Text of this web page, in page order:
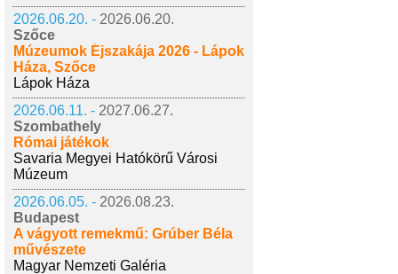
2026.06.20. - 2026.06.20.
Szőce
Múzeumok Éjszakája 2026 - Lápok
Háza, Szőce
Lápok Háza
2026.06.11. - 2027.06.27.
Szombathely
Római játékok
Savaria Megyei Hatókörű Városi
Múzeum
2026.06.05. - 2026.08.23.
Budapest
A vágyott remekmű: Grúber Béla
művészete
Magyar Nemzeti Galéria